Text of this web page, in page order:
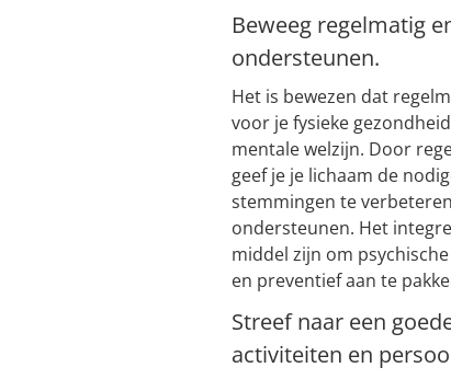
Beweeg regelmatig
ondersteunen.
Het is bewezen dat
voor je fysieke
mentale welzijn. Door
geef je je lichaam de
stemmingen te
ondersteunen. Het
middel zijn om
en preventief aan te
Streef naar een
activiteiten en